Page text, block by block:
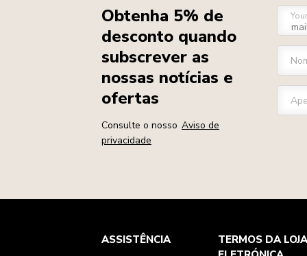
Obtenha 5% de
desconto quando
subscrever as
nossas notícias e
ofertas
Consulte o nosso Aviso de
privacidade
Health Check
Atendimento ao cliente
Acompanhar a sua encomenda
Termos e condições
Envio e entrega
A marca
A nossa história
ASSISTÊNCIA
TERMOS DA LOJA